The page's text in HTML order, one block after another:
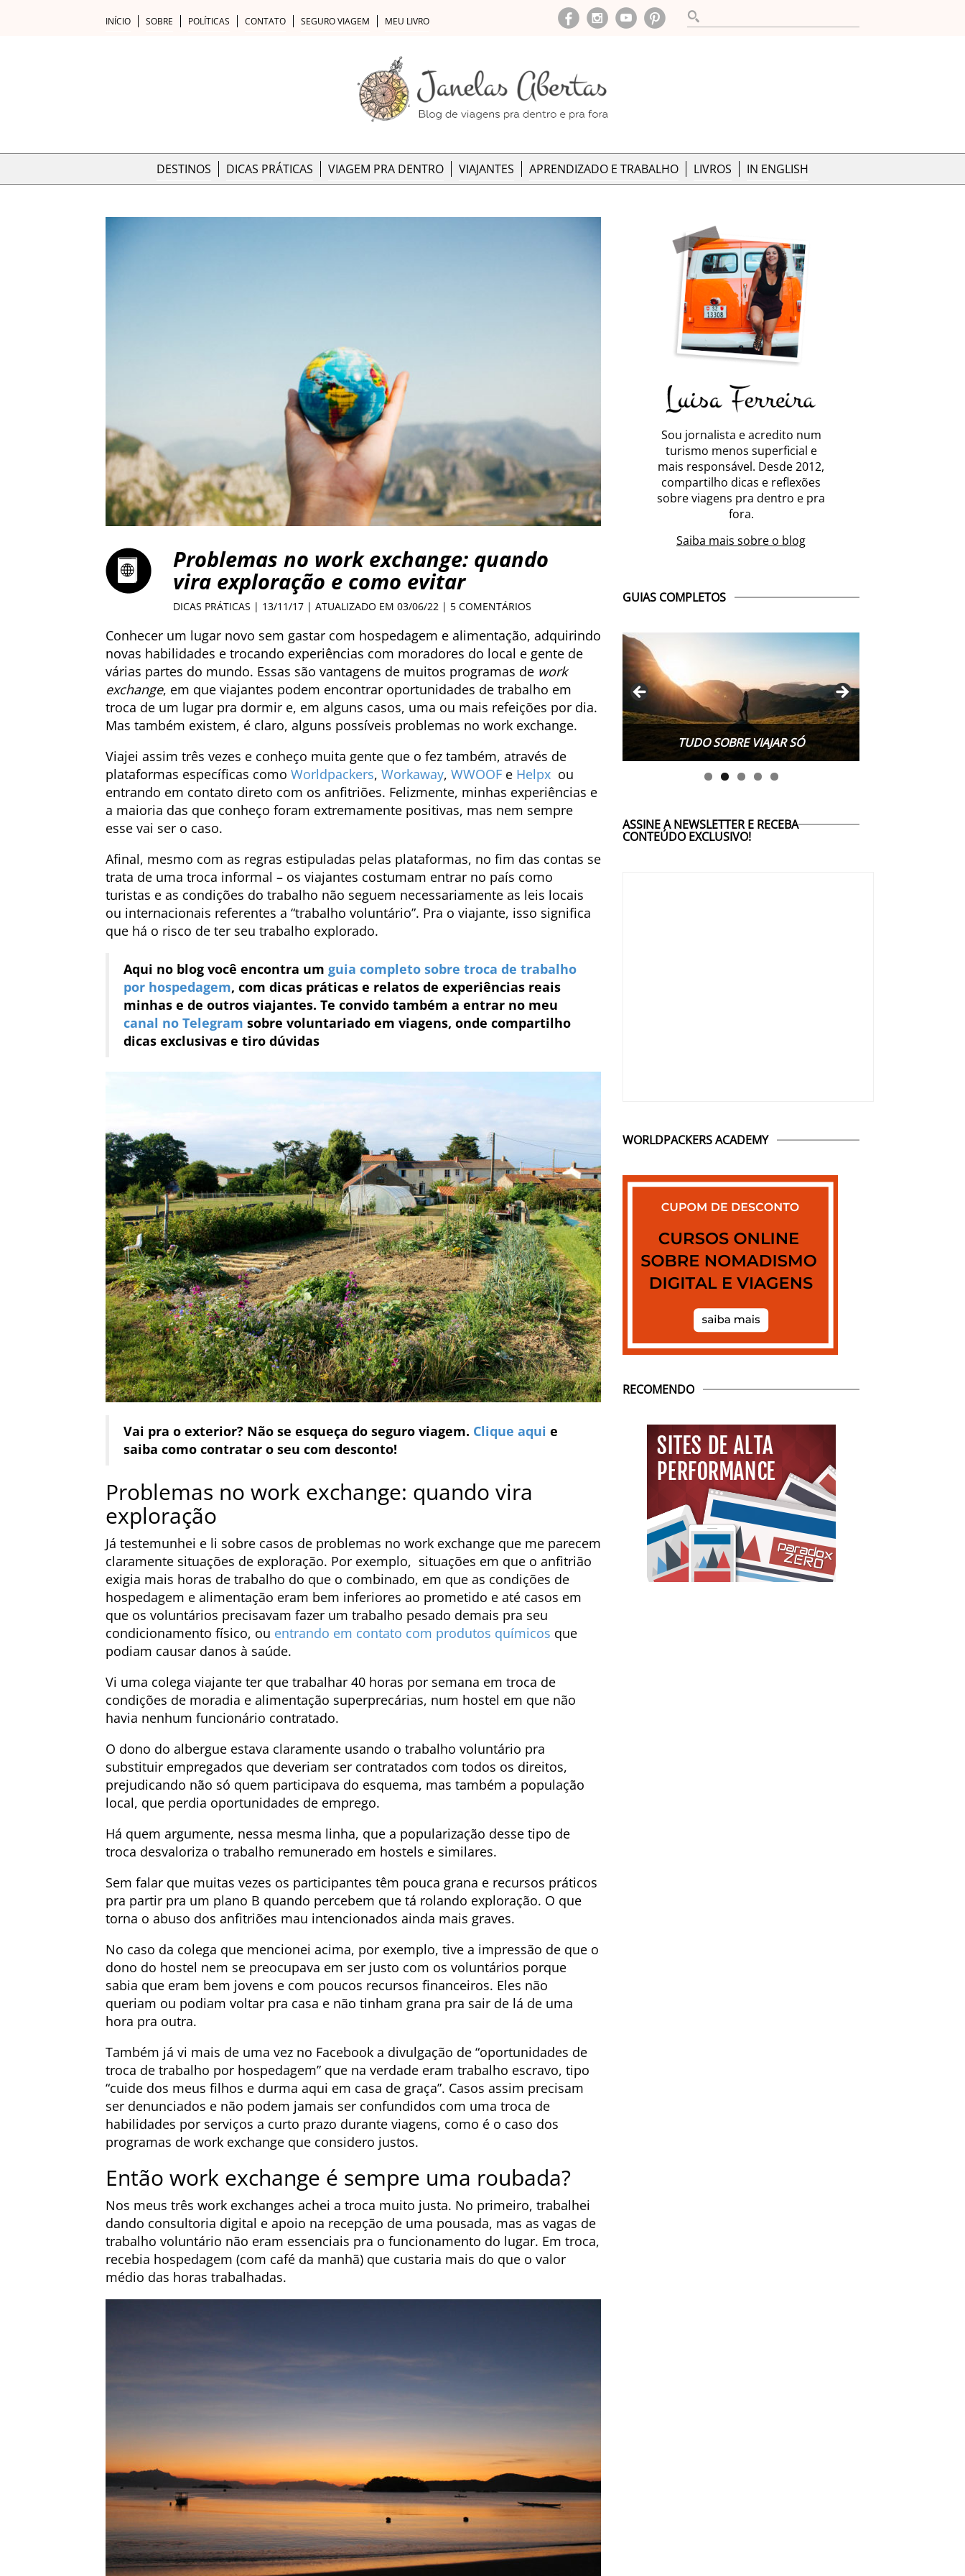
INÍCIO SOBRE POLÍTICAS CONTATO SEGURO VIAGEM MEU LIVRO
DESTINOS DICAS PRÁTICAS VIAGEM PRA DENTRO VIAJANTES APRENDIZADO E TRABALHO LIVROS IN ENGLISH
Problemas no work exchange: quando
vira exploração e como evitar
DICAS PRÁTICAS | 13/11/17 | ATUALIZADO EM 03/06/22 | 5 COMENTÁRIOS
Conhecer um lugar novo sem gastar com hospedagem e alimentação, adquirindo
novas habilidades e trocando experiências com moradores do local e gente de
várias partes do mundo. Essas são vantagens de muitos programas de work
exchange, em que viajantes podem encontrar oportunidades de trabalho em
troca de um lugar pra dormir e, em alguns casos, uma ou mais refeições por dia.
Mas também existem, é claro, alguns possíveis problemas no work exchange.
Viajei assim três vezes e conheço muita gente que o fez também, através de
plataformas específicas como Worldpackers, Workaway, WWOOF e Helpx ou
entrando em contato direto com os anfitriões. Felizmente, minhas experiências e
a maioria das que conheço foram extremamente positivas, mas nem sempre
esse vai ser o caso.
Afinal, mesmo com as regras estipuladas pelas plataformas, no fim das contas se
trata de uma troca informal – os viajantes costumam entrar no país como
turistas e as condições do trabalho não seguem necessariamente as leis locais
ou internacionais referentes a “trabalho voluntário”. Pra o viajante, isso significa
que há o risco de ter seu trabalho explorado.
Aqui no blog você encontra um guia completo sobre troca de trabalho
por hospedagem, com dicas práticas e relatos de experiências reais
minhas e de outros viajantes. Te convido também a entrar no meu
canal no Telegram sobre voluntariado em viagens, onde compartilho
dicas exclusivas e tiro dúvidas
Vai pra o exterior? Não se esqueça do seguro viagem. Clique aqui e
saiba como contratar o seu com desconto!
Problemas no work exchange: quando vira
exploração
Já testemunhei e li sobre casos de problemas no work exchange que me parecem
claramente situações de exploração. Por exemplo, situações em que o anfitrião
exigia mais horas de trabalho do que o combinado, em que as condições de
hospedagem e alimentação eram bem inferiores ao prometido e até casos em
que os voluntários precisavam fazer um trabalho pesado demais pra seu
condicionamento físico, ou entrando em contato com produtos químicos que
podiam causar danos à saúde.
Vi uma colega viajante ter que trabalhar 40 horas por semana em troca de
condições de moradia e alimentação superprecárias, num hostel em que não
havia nenhum funcionário contratado.
O dono do albergue estava claramente usando o trabalho voluntário pra
substituir empregados que deveriam ser contratados com todos os direitos,
prejudicando não só quem participava do esquema, mas também a população
local, que perdia oportunidades de emprego.
Há quem argumente, nessa mesma linha, que a popularização desse tipo de
troca desvaloriza o trabalho remunerado em hostels e similares.
Sem falar que muitas vezes os participantes têm pouca grana e recursos práticos
pra partir pra um plano B quando percebem que tá rolando exploração. O que
torna o abuso dos anfitriões mau intencionados ainda mais graves.
No caso da colega que mencionei acima, por exemplo, tive a impressão de que o
dono do hostel nem se preocupava em ser justo com os voluntários porque
sabia que eram bem jovens e com poucos recursos financeiros. Eles não
queriam ou podiam voltar pra casa e não tinham grana pra sair de lá de uma
hora pra outra.
Também já vi mais de uma vez no Facebook a divulgação de “oportunidades de
troca de trabalho por hospedagem” que na verdade eram trabalho escravo, tipo
“cuide dos meus filhos e durma aqui em casa de graça”. Casos assim precisam
ser denunciados e não podem jamais ser confundidos com uma troca de
habilidades por serviços a curto prazo durante viagens, como é o caso dos
programas de work exchange que considero justos.
Então work exchange é sempre uma roubada?
Nos meus três work exchanges achei a troca muito justa. No primeiro, trabalhei
dando consultoria digital e apoio na recepção de uma pousada, mas as vagas de
trabalho voluntário não eram essenciais pra o funcionamento do lugar. Em troca,
recebia hospedagem (com café da manhã) que custaria mais do que o valor
médio das horas trabalhadas.
Sou jornalista e acredito num
turismo menos superficial e
mais responsável. Desde 2012,
compartilho dicas e reflexões
sobre viagens pra dentro e pra
fora.
Saiba mais sobre o blog
GUIAS COMPLETOS
TUDO SOBRE VIAJAR SÓ
TUDO SOBRE WORK EXCHANGE
ASSINE A NEWSLETTER E RECEBA
CONTEÚDO EXCLUSIVO!
WORLDPACKERS ACADEMY
RECOMENDO